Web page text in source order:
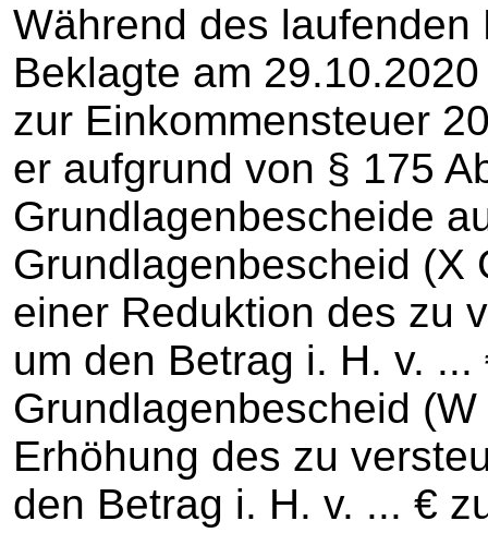
Während des
Beklagte am
zur Einkommensteuer
er aufgrund von § 175
Grundlagenbescheide
Grundlagenbescheid (X
einer Reduktion des zu
um den Betrag i. H. v.
Grundlagenbescheid
Erhöhung des zu
den Betrag i. H. v. ... €